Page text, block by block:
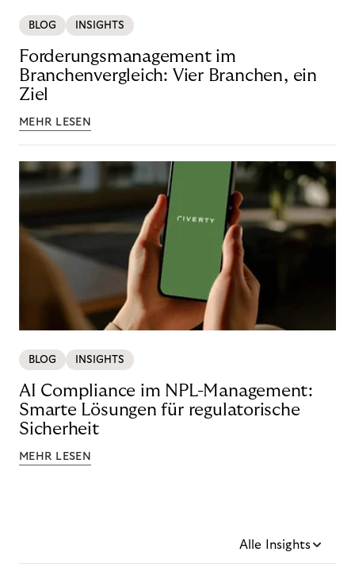
BLOG INSIGHTS
Forderungsmanagement im
Branchenvergleich: Vier Branchen, ein
Ziel
MEHR LESEN
BLOG INSIGHTS
AI Compliance im NPL-Management:
Smarte Lösungen für regulatorische
Sicherheit
MEHR LESEN
Alle Insights